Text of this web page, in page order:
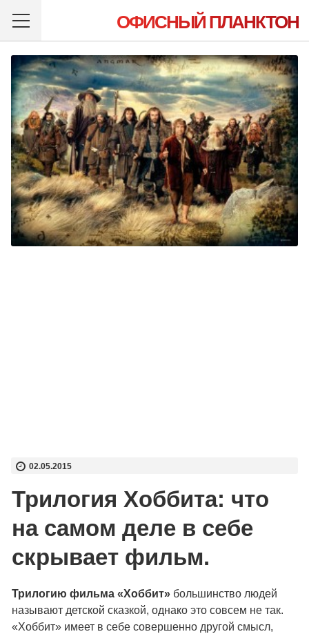
ОФИСНЫЙ ПЛАНКТОН
02.05.2015
Трилогия Хоббита: что
на самом деле в себе
скрывает фильм.
Трилогию фильма «Хоббит» большинство людей
называют детской сказкой, однако это совсем не так.
«Хоббит» имеет в себе совершенно другой смысл,